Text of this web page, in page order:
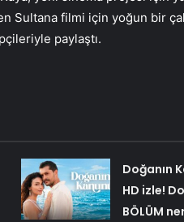
Sultana filmi için yoğun bir
paylaştı.
Doğanın
HD izle!
BÖLÜM